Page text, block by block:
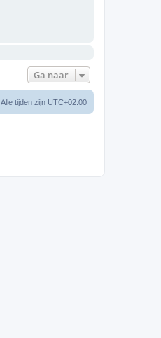
Ga naar
Alle tijden zijn UTC+02:00